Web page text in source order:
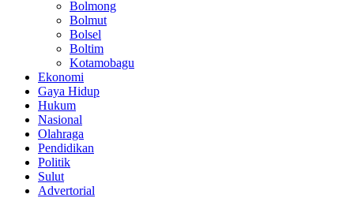
Bolmong
Bolmut
Bolsel
Boltim
Kotamobagu
Ekonomi
Gaya Hidup
Hukum
Nasional
Olahraga
Pendidikan
Politik
Sulut
Advertorial